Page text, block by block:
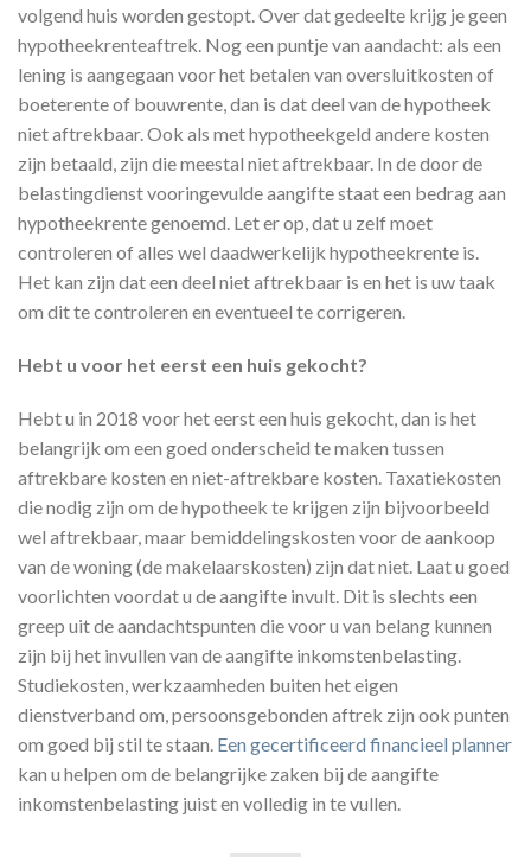
volgend huis worden gestopt. Over dat gedeelte krijg je geen
hypotheekrenteaftrek. Nog een puntje van aandacht: als een
lening is aangegaan voor het betalen van oversluitkosten of
boeterente of bouwrente, dan is dat deel van de hypotheek
niet aftrekbaar. Ook als met hypotheekgeld andere kosten
zijn betaald, zijn die meestal niet aftrekbaar. In de door de
belastingdienst vooringevulde aangifte staat een bedrag aan
hypotheekrente genoemd. Let er op, dat u zelf moet
controleren of alles wel daadwerkelijk hypotheekrente is.
Het kan zijn dat een deel niet aftrekbaar is en het is uw taak
om dit te controleren en eventueel te corrigeren.
Hebt u voor het eerst een huis gekocht?
Hebt u in 2018 voor het eerst een huis gekocht, dan is het
belangrijk om een goed onderscheid te maken tussen
aftrekbare kosten en niet-aftrekbare kosten. Taxatiekosten
die nodig zijn om de hypotheek te krijgen zijn bijvoorbeeld
wel aftrekbaar, maar bemiddelingskosten voor de aankoop
van de woning (de makelaarskosten) zijn dat niet. Laat u goed
voorlichten voordat u de aangifte invult. Dit is slechts een
greep uit de aandachtspunten die voor u van belang kunnen
zijn bij het invullen van de aangifte inkomstenbelasting.
Studiekosten, werkzaamheden buiten het eigen
dienstverband om, persoonsgebonden aftrek zijn ook punten
om goed bij stil te staan. Een gecertificeerd financieel planner
kan u helpen om de belangrijke zaken bij de aangifte
inkomstenbelasting juist en volledig in te vullen.